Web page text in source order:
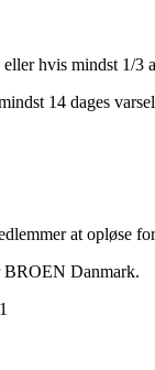
hvis mindst 1/
14 dages
at opløse
BROEN Danmark.